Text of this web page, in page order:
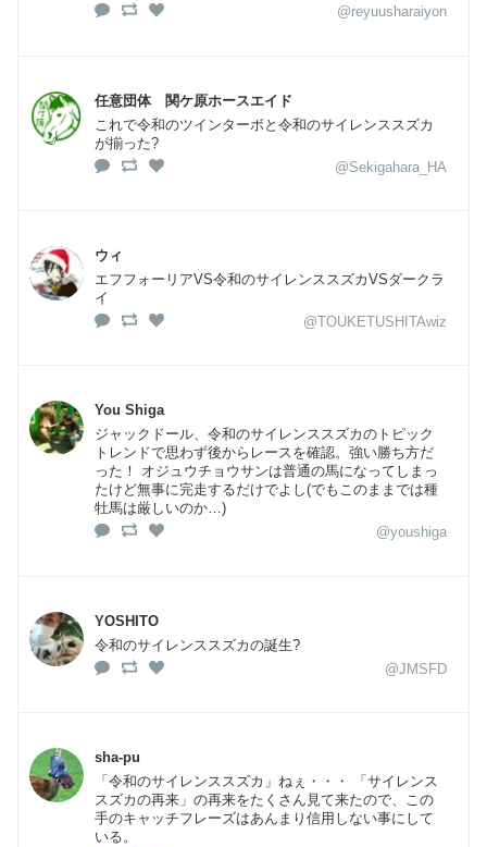
@reyuusharaiyon
任意団体 関ケ原ホースエイド
これで令和のツインターボと令和のサイレンススズカ
が揃った?
@Sekigahara_HA
ウィ
エフフォーリアVS令和のサイレンススズカVSダークラ
イ
@TOUKETUSHITAwiz
You Shiga
ジャックドール、令和のサイレンススズカのトピック
トレンドで思わず後からレースを確認。強い勝ち方だ
った！ オジュウチョウサンは普通の馬になってしまっ
たけど無事に完走するだけでよし(でもこのままでは種
牡馬は厳しいのか…)
@youshiga
YOSHITO
令和のサイレンススズカの誕生?
@JMSFD
sha-pu
「令和のサイレンススズカ」ねぇ・・・ 「サイレンス
スズカの再来」の再来をたくさん見て来たので、この
手のキャッチフレーズはあんまり信用しない事にして
いる。